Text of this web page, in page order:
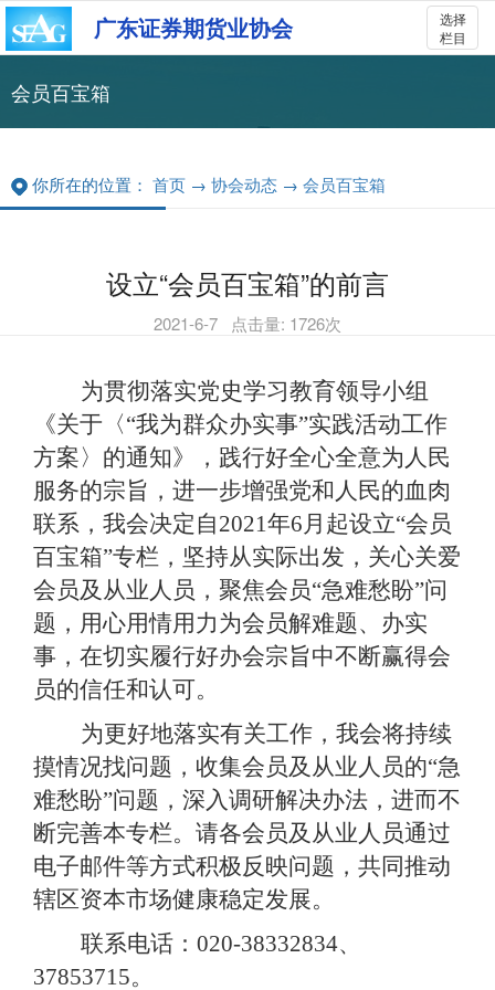
选择
栏目
广东证券期货业协会
会员百宝箱
你所在的位置： 首页 → 协会动态 → 会员百宝箱
设立“会员百宝箱”的前言
2021-6-7 点击量: 1726次
为贯彻落实党史学习教育领导小组
《关于〈“我为群众办实事”实践活动工作
方案〉的通知》，践行好全心全意为人民
服务的宗旨，进一步增强党和人民的血肉
联系，我会决定自2021年6月起设立“会员
百宝箱”专栏，坚持从实际出发，关心关爱
会员及从业人员，聚焦会员“急难愁盼”问
题，用心用情用力为会员解难题、办实
事，在切实履行好办会宗旨中不断赢得会
员的信任和认可。
为更好地落实有关工作，我会将持续
摸情况找问题，收集会员及从业人员的“急
难愁盼”问题，深入调研解决办法，进而不
断完善本专栏。请各会员及从业人员通过
电子邮件等方式积极反映问题，共同推动
辖区资本市场健康稳定发展。
联系电话： 020-38332834、
37853715。